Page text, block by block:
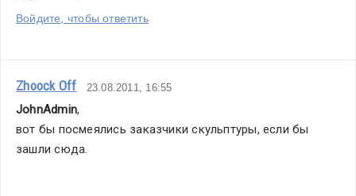
Войдите, чтобы ответить
Zhoock Off 23.08.2011, 16:55
JohnAdmin,
вот бы посмеялись заказчики скульптуры, если бы
зашли сюда.